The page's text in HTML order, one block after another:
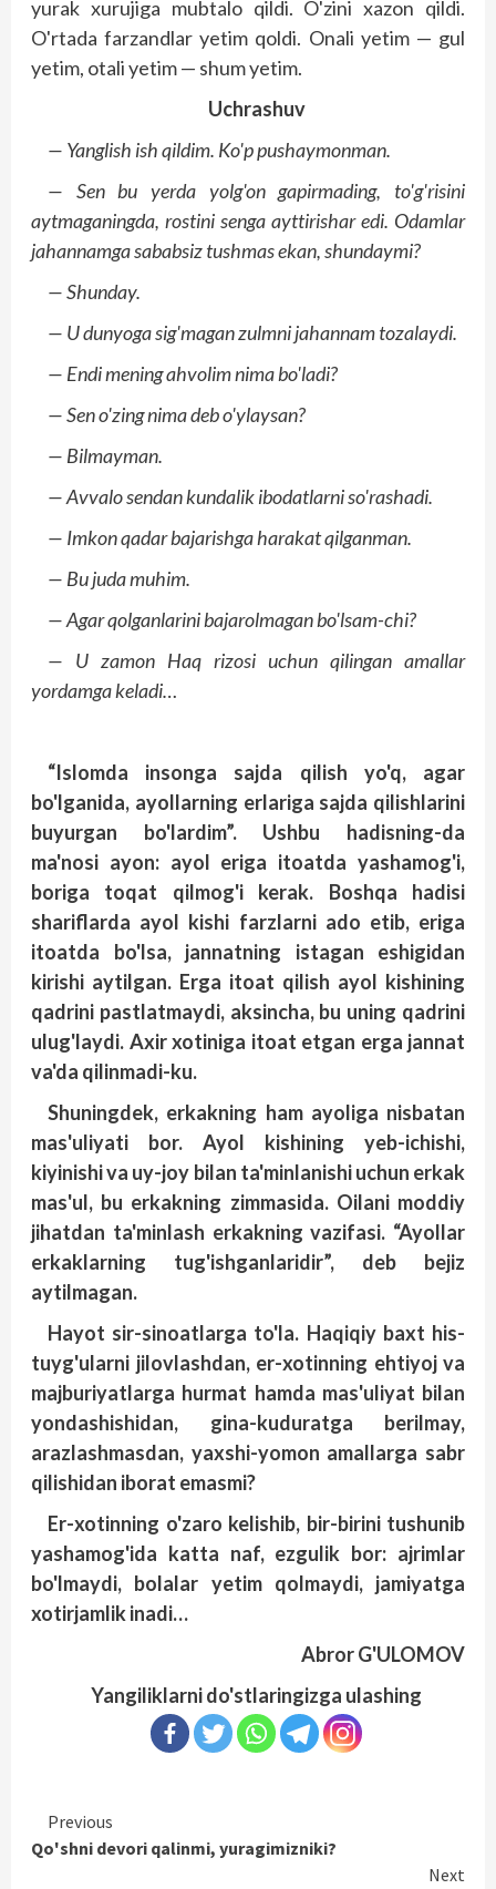
yurak xurujiga mubtalo qildi. O'zini xazon qildi.
O'rtada farzandlar yetim qoldi. Onali yetim — gul
yetim, otali yetim — shum yetim.
Uchrashuv
— Yanglish ish qildim. Ko'p pushaymonman.
— Sen bu yerda yolg'on gapirmading, to'g'risini
aytmaganingda, rostini senga ayttirishar edi. Odamlar
jahannamga sababsiz tushmas ekan, shundaymi?
— Shunday.
— U dunyoga sig'magan zulmni jahannam tozalaydi.
— Endi mening ahvolim nima bo'ladi?
— Sen o'zing nima deb o'ylaysan?
— Bilmayman.
— Avvalo sendan kundalik ibodatlarni so'rashadi.
— Imkon qadar bajarishga harakat qilganman.
— Bu juda muhim.
— Agar qolganlarini bajarolmagan bo'lsam-chi?
— U zamon Haq rizosi uchun qilingan amallar
yordamga keladi…
“Islomda insonga sajda qilish yo'q, agar
bo'lganida, ayollarning erlariga sajda qilishlarini
buyurgan bo'lardim”. Ushbu hadisning-da
ma'nosi ayon: ayol eriga itoatda yashamog'i,
boriga toqat qilmog'i kerak. Boshqa hadisi
shariflarda ayol kishi farzlarni ado etib, eriga
itoatda bo'lsa, jannatning istagan eshigidan
kirishi aytilgan. Erga itoat qilish ayol kishining
qadrini pastlatmaydi, aksincha, bu uning qadrini
ulug'laydi. Axir xotiniga itoat etgan erga jannat
va'da qilinmadi-ku.
Shuningdek, erkakning ham ayoliga nisbatan
mas'uliyati bor. Ayol kishining yeb-ichishi,
kiyinishi va uy-joy bilan ta'minlanishi uchun erkak
mas'ul, bu erkakning zimmasida. Oilani moddiy
jihatdan ta'minlash erkakning vazifasi. “Ayollar
erkaklarning tug'ishganlaridir”, deb bejiz
aytilmagan.
Hayot sir-sinoatlarga to'la. Haqiqiy baxt his-
tuyg'ularni jilovlashdan, er-xotinning ehtiyoj va
majburiyatlarga hurmat hamda mas'uliyat bilan
yondashishidan, gina-kuduratga berilmay,
arazlashmasdan, yaxshi-yomon amallarga sabr
qilishidan iborat emasmi?
Er-xotinning o'zaro kelishib, bir-birini tushunib
yashamog'ida katta naf, ezgulik bor: ajrimlar
bo'lmaydi, bolalar yetim qolmaydi, jamiyatga
xotirjamlik inadi…
Abror G'ULOMOV
Yangiliklarni do'stlaringizga ulashing
Continue
Reading
Previous
Qo'shni devori qalinmi, yuragimizniki?
Next